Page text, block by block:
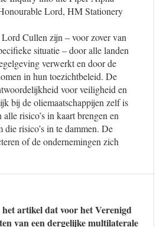
Lord, HM Stationery
Cullen zijn – voor zover van
situatie – door alle landen
verwerkt en door de
in hun toezichtbeleid. De
voor veiligheid en
bij de oliemaatschappijen zelf is
risico’s in kaart brengen en
die risico’s in te dammen. De
of de ondernemingen zich
artikel dat voor het Verenigd
van een dergelijke multilaterale